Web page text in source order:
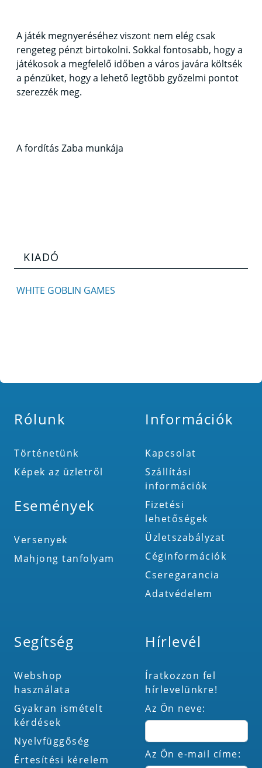
A játék megnyeréséhez viszont nem elég csak
rengeteg pénzt birtokolni. Sokkal fontosabb, hogy a
játékosok a megfelelő időben a város javára költsék
a pénzüket, hogy a lehető legtöbb győzelmi pontot
szerezzék meg.
A fordítás Zaba munkája
KIADÓ
WHITE GOBLIN GAMES
Rólunk
Történetünk
Képek az üzletről
Események
Versenyek
Mahjong tanfolyam
Információk
Kapcsolat
Szállítási
információk
Fizetési
lehetőségek
Üzletszabályzat
Céginformációk
Cseregarancia
Adatvédelem
Segítség
Webshop
használata
Gyakran ismételt
kérdések
Nyelvfüggőség
Értesítési kérelem
Hírlevél
Íratkozzon fel
hírlevelünkre!
Az Ön neve:
Az Ön e-mail címe: